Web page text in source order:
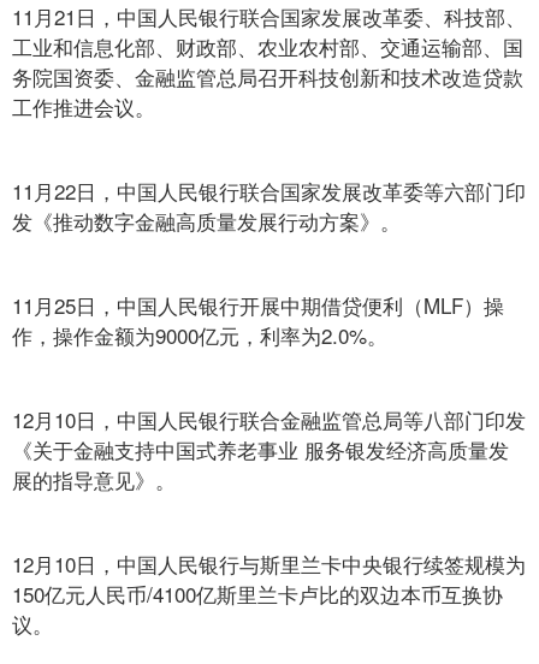
11月21日，中国人民银行联合国家发展改革委、科技部、
工业和信息化部、财政部、农业农村部、交通运输部、国
务院国资委、金融监管总局召开科技创新和技术改造贷款
工作推进会议。
11月22日，中国人民银行联合国家发展改革委等六部门印
发《推动数字金融高质量发展行动方案》。
11月25日，中国人民银行开展中期借贷便利（MLF）操
作，操作金额为9000亿元，利率为2.0%。
12月10日，中国人民银行联合金融监管总局等八部门印发
《关于金融支持中国式养老事业 服务银发经济高质量发
展的指导意见》。
12月10日，中国人民银行与斯里兰卡中央银行续签规模为
150亿元人民币/4100亿斯里兰卡卢比的双边本币互换协
议。